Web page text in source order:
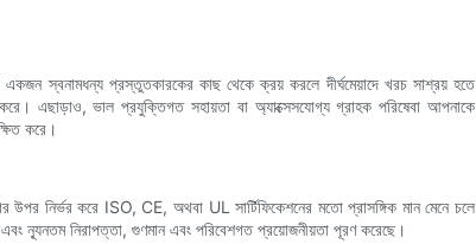
স্বনামধন্য প্রস্তুতকারকের কাছ থেকে ক্রয় করলে দীর্ঘমেয়াদে খরচ সাশ্রয় হতে
এছাড়াও, ভাল প্রযুক্তিগত সহায়তা বা অ্যাক্সেসযোগ্য গ্রাহক পরিষেবা আপনাকে
করে।
উপর নির্ভর করে ISO, CE, অথবা UL সার্টিফিকেশনের মতো প্রাসঙ্গিক মান মেনে চলে
ন্যূনতম নিরাপত্তা, গুণমান এবং পরিবেশগত প্রয়োজনীয়তা পূরণ করেছে।